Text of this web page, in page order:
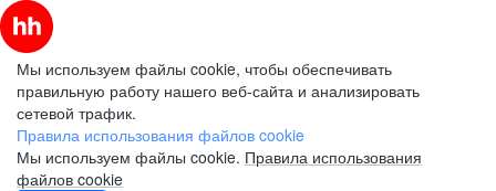
Мы используем файлы cookie, чтобы обеспечивать
правильную работу нашего веб-сайта и анализировать
сетевой трафик.
Правила использования файлов cookie
Мы используем файлы cookie. Правила использования
файлов cookie